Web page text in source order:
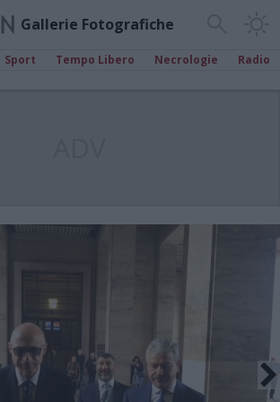
Gallerie Fotografiche
Sport Tempo Libero Necrologie Radio